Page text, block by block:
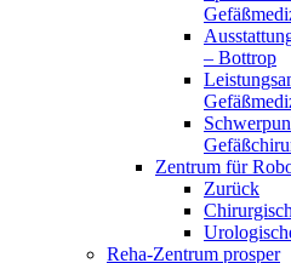
– Bottrop
Zentrum für
Zurück
Reha-Zentrum prosper